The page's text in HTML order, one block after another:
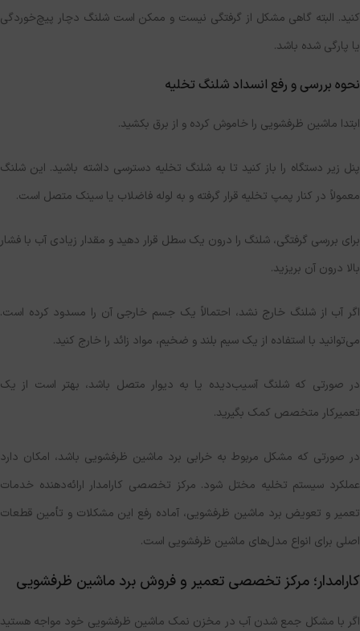
کنید. البته گاهی مشکل از گرفتگی نیست و ممکن است شلنگ دچار پیچ‌خوردگی
یا پارگی شده باشد.
نحوه بررسی و رفع انسداد شلنگ تخلیه
ابتدا ماشین ظرفشویی را خاموش کرده و از برق بکشید.
پنل زیر دستگاه را باز کنید تا به شلنگ تخلیه دسترسی داشته باشید. این شلنگ
معمولاً در کنار پمپ تخلیه قرار گرفته و به لوله فاضلاب یا سینک متصل است.
برای بررسی گرفتگی، شلنگ را درون یک سطل قرار دهید و مقدار زیادی آب با فشار
بالا درون آن بریزید.
اگر آب از شلنگ خارج نشد، احتمالاً یک جسم خارجی آن را مسدود کرده است.
می‌توانید با استفاده از یک سیم بلند و ضخیم، مواد زائد را خارج کنید.
در صورتی که شلنگ آسیب‌دیده یا به دیوار متصل باشد، بهتر است از یک
تعمیرکار متخصص کمک بگیرید.
در صورتی که مشکل مربوط به خرابی برد ماشین ظرفشویی باشد، امکان دارد
عملکرد سیستم تخلیه مختل شود. مرکز تخصصی کارامدار ارائه‌دهنده خدمات
تعمیر و تعویض برد ماشین ظرفشویی، آماده رفع این مشکلات و تأمین قطعات
اصلی برای انواع مدل‌های ماشین ظرفشویی است.
کارامدار؛ مرکز تخصصی تعمیر و فروش برد ماشین ظرفشویی
اگر با مشکل جمع شدن آب در مخزن نمک ماشین ظرفشویی خود مواجه هستید